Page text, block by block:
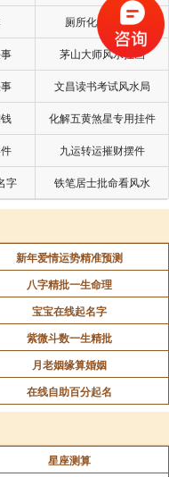
厕所化秽气煞套
茅山大师风水挂画
文昌读书考试风水局
化解五黄煞星专用挂件
九运转运摧财摆件
字 铁笔居士批命看风水
新年爱情运势精准预测
八字精批一生命理
宝宝在线起名字
紫微斗数一生精批
月老姻缘算婚姻
在线自助百分起名
星座测算